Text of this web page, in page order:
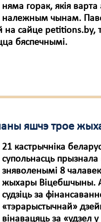
няма горак, якія варта
належным чынам.
на сайце petitions.by,
бяспечнымі.
яшчэ трое
21 кастрычніка
супольнасць прызнала
зняволенымі 8
жыхары Віцебшчыны.
судзіць за
«тэрарыстычнай»
вінавацяць за «удзел у